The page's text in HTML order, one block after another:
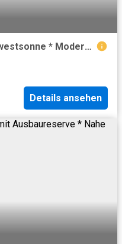
Endlich Platz für ALLE! * Südwestsonne * Moderne Planung
Details ansehen